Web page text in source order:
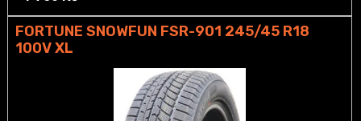
FORTUNE SNOWFUN FSR-901 245/45 R18
100V XL